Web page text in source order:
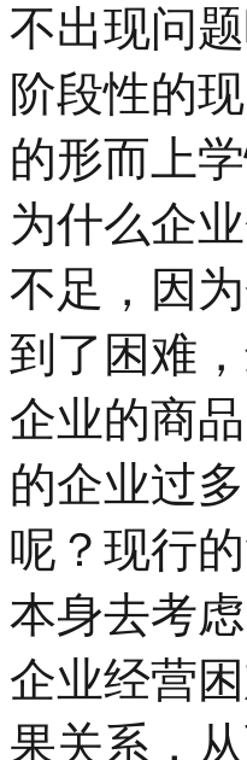
不出现问
阶段性的
的形而上
为什么企
不足，因
到了困难
企业的商
的企业过
呢？现行
本身去考
企业经营
果关系，